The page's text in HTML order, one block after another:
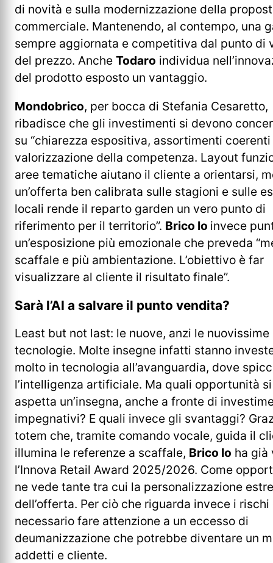
di novità e sulla modernizzazione della
commerciale. Mantenendo, al contempo, una
sempre aggiornata e competitiva dal punto di
del prezzo. Anche Todaro individua
del prodotto esposto un vantaggio.
Mondobrico, per bocca di Stefania Cesaretto,
ribadisce che gli investimenti si devono
su “chiarezza espositiva, assortimenti coerenti
valorizzazione della competenza. Layout
aree tematiche aiutano il cliente a orientarsi,
un’offerta ben calibrata sulle stagioni e sulle
locali rende il reparto garden un vero punto di
riferimento per il territorio”. Brico Io invece
un’esposizione più emozionale che preveda
scaffale e più ambientazione. L’obiettivo è far
visualizzare al cliente il risultato finale”.
Sarà l’AI a salvare il punto vendita?
Least but not last: le nuove, anzi le nuovissime
tecnologie. Molte insegne infatti stanno
molto in tecnologia all’avanguardia, dove
l’intelligenza artificiale. Ma quali opportunità si
aspetta un’insegna, anche a fronte di
impegnativi? E quali invece gli svantaggi?
totem che, tramite comando vocale, guida il
illumina le referenze a scaffale, Brico Io ha già
l’Innova Retail Award 2025/2026. Come
ne vede tante tra cui la personalizzazione
dell’offerta. Per ciò che riguarda invece i rischi
necessario fare attenzione a un eccesso di
deumanizzazione che potrebbe diventare un
addetti e cliente.